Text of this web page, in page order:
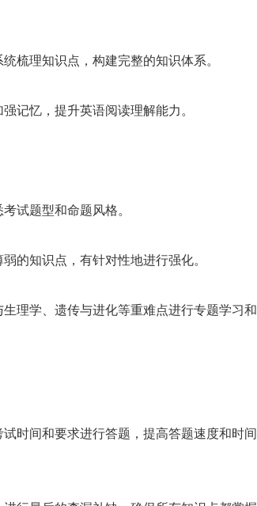
梳理知识点，构建完整的知识体系。
记忆，提升英语阅读理解能力。
试题型和命题风格。
的知识点，有针对性地进行强化。
理学、遗传与进化等重难点进行专题学习和
时间和要求进行答题，提高答题速度和时间